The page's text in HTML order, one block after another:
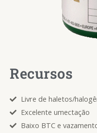
Recursos
Livre de haletos/
Excelente umectação
Baixo BTC e